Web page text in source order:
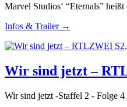
Marvel Studios‘ “Eternals” heißt
Infos & Trailer →
Wir sind jetzt –
Wir sind jetzt -Staffel 2 - Folge